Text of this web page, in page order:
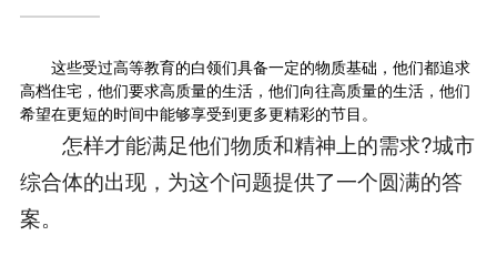
这些受过高等教育的白领们具备一定的物质基础，他们都追求
高档住宅，他们要求高质量的生活，他们向往高质量的生活，他们
希望在更短的时间中能够享受到更多更精彩的节目。
怎样才能满足他们物质和精神上的需求?城市
综合体的出现，为这个问题提供了一个圆满的答
案。